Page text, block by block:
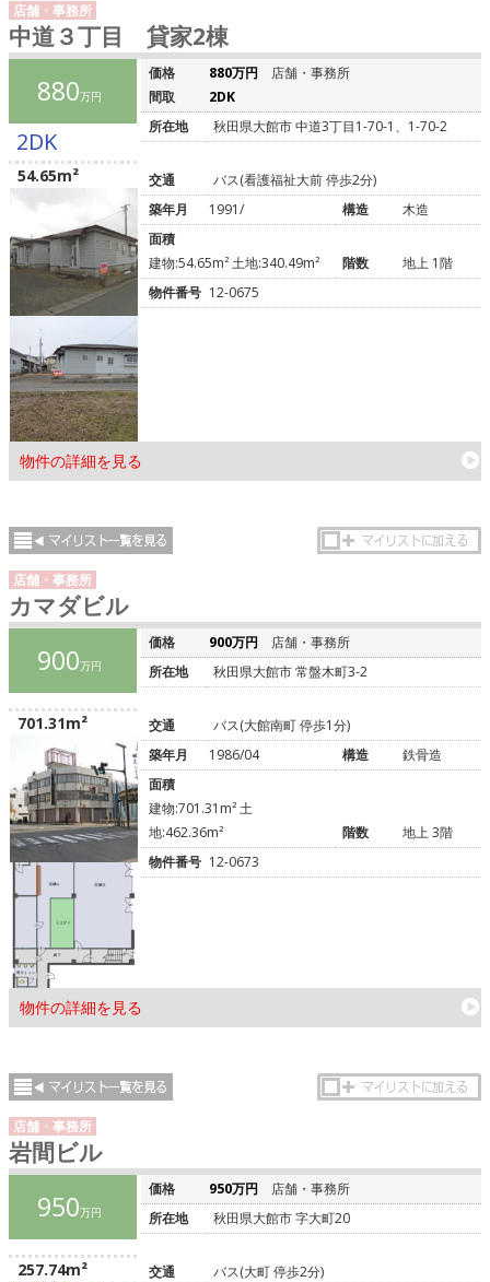
店舗・事務所
中道３丁目 貸家2棟
880万円
2DK
54.65m²
物件の詳細を見る
価格 880万円
店舗・事務所
間取
2DK
所在地
秋田県大館市 中道3丁目1-70-1、1-70-2
交通
バス(看護福祉大前 停歩2分)
築年月
1991/ 構造
木造
面積
建物:54.65m² 土地:340.49m²
階数
地上 1階
物件番号 12-0675
店舗・事務所
カマダビル
900万円
701.31m²
物件の詳細を見る
価格 900万円
店舗・事務所
所在地
秋田県大館市 常盤木町3-2
交通
バス(大館南町 停歩1分)
築年月
1986/04 構造
鉄骨造
面積
建物:701.31m² 土
地:462.36m²
階数
地上 3階
物件番号 12-0673
店舗・事務所
岩間ビル
950万円
257.74m²
価格 950万円
店舗・事務所
所在地
秋田県大館市 字大町20
交通
バス(大町 停歩2分)